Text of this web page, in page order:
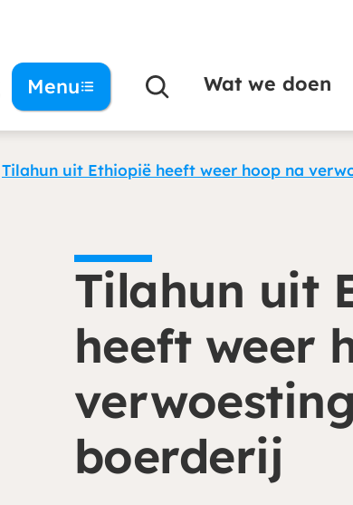
Menu Wat we doen
Tilahun uit Ethiopië heeft weer hoop na
Tilahun uit
heeft weer
boerderij
Je kunt eenmalig of periodiek doneren via onze